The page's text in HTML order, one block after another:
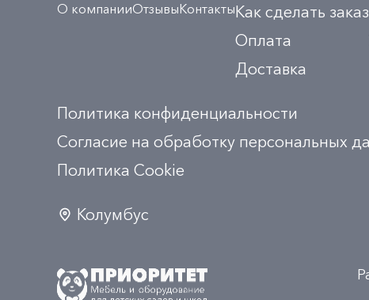
О компанииОтзывыКонтактыКак сделать заказ
Оплата
Доставка
Политика конфиденциальности
Согласие на обработку персональных
Политика Сookie
Колумбус